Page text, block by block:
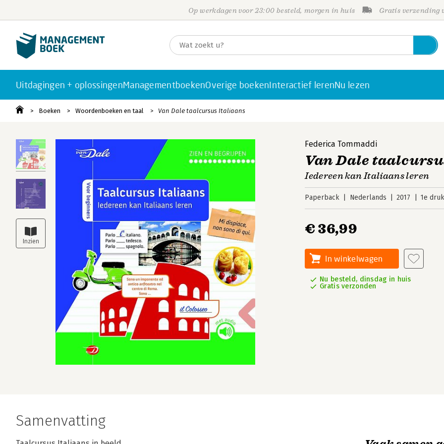
Op werkdagen voor 23:00 besteld, morgen in huis Gratis verzending
Uitdagingen + oplossingenManagementboekenOverige boekenInteractief lerenNu lezen
Boeken Woordenboeken en taal Van Dale taalcursus Italiaans
Federica Tommaddi
Van Dale
Iedereen kan Italiaans leren
Paperback Nederlands 2017 1e druk
€ 36,99
In winkelwagen
Nu besteld, dinsdag in huis
Gratis verzonden
Samenvatting